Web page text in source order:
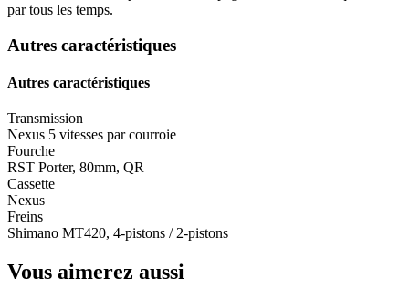
par tous les temps.
Autres caractéristiques
Autres caractéristiques
Transmission
Nexus 5 vitesses par courroie
Fourche
RST Porter, 80mm, QR
Cassette
Nexus
Freins
Shimano MT420, 4-pistons / 2-pistons
Vous aimerez aussi